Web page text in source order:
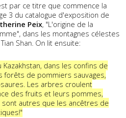
par ce titre que commence la
3 du catalogue d'exposition de
Peix, "L'origine de la
dans les montagnes célestes
Shan. On lit ensuite:
Kazakhstan, dans les confins de
forêts de pommiers sauvages,
Les arbres croulent
des fruits et leurs pommes,
autres que les ancêtres de